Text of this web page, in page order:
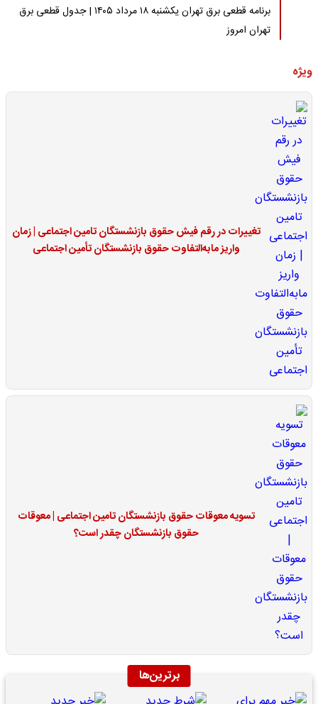
برنامه قطعی برق تهران یکشنبه ۱۸ مرداد ۱۴۰۵ | جدول قطعی برق
تهران امروز
ویژه
تغییرات در رقم فیش حقوق بازنشستگان تامین اجتماعی | زمان
واریز مابه‌التفاوت حقوق بازنشستگان تأمین اجتماعی
تسویه معوقات حقوق بازنشستگان تامین اجتماعی | معوقات
حقوق بازنشستگان چقدر است؟
برترین‌ها